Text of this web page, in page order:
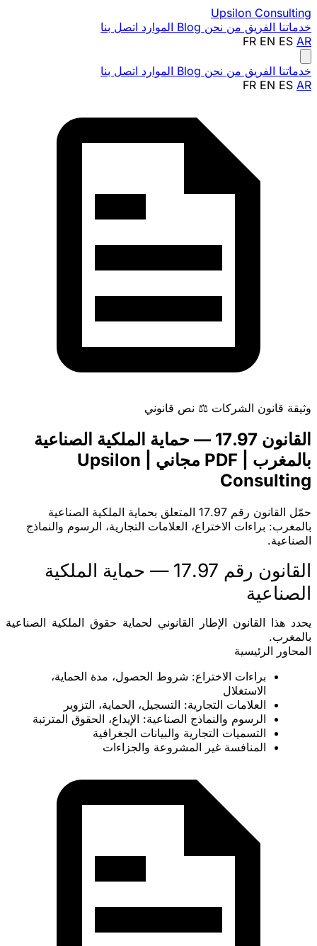
Upsilon Consulting
خدماتنا الفريق من نحن Blog الموارد اتصل بنا
FR EN ES AR
خدماتنا الفريق من نحن Blog الموارد اتصل بنا
FR EN ES AR
وثيقة قانون الشركات ⚖️ نص قانوني
القانون 17.97 — حماية الملكية الصناعية
بالمغرب | PDF مجاني | Upsilon
Consulting
حمّل القانون رقم 17.97 المتعلق بحماية الملكية الصناعية
بالمغرب: براءات الاختراع، العلامات التجارية، الرسوم والنماذج
الصناعية.
القانون رقم 17.97 — حماية الملكية
الصناعية
يحدد هذا القانون الإطار القانوني لحماية حقوق الملكية الصناعية
بالمغرب.
المحاور الرئيسية
براءات الاختراع: شروط الحصول، مدة الحماية،
الاستغلال
العلامات التجارية: التسجيل، الحماية، التزوير
الرسوم والنماذج الصناعية: الإيداع، الحقوق المترتبة
التسميات التجارية والبيانات الجغرافية
المنافسة غير المشروعة والجزاءات